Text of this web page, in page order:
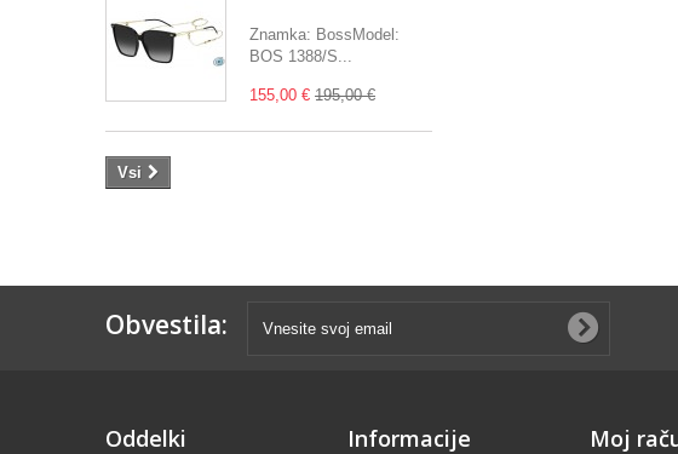
Znamka: BossModel:
BOS 1388/S...
155,00 € 195,00 €
Vsi
Obvestila:
Oddelki Informacije Moj